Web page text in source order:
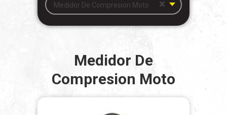
×
Medidor De Compresion Moto
Medidor De
Compresion Moto